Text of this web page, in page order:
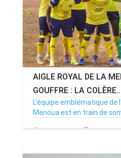
AIGLE ROYAL DE LA
GOUFFRE : LA
L'équipe emblématique de
Menoua est en train de
19/02/25 Par